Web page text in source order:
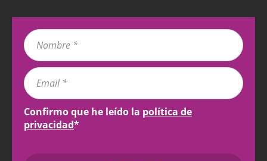
Confirmo que he leído la política de
privacidad*